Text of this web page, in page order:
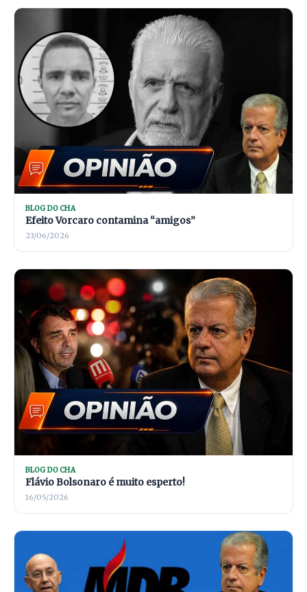
BLOG DO CHA
Efeito Vorcaro contamina “amigos”
23/06/2026
BLOG DO CHA
Flávio Bolsonaro é muito esperto!
16/05/2026